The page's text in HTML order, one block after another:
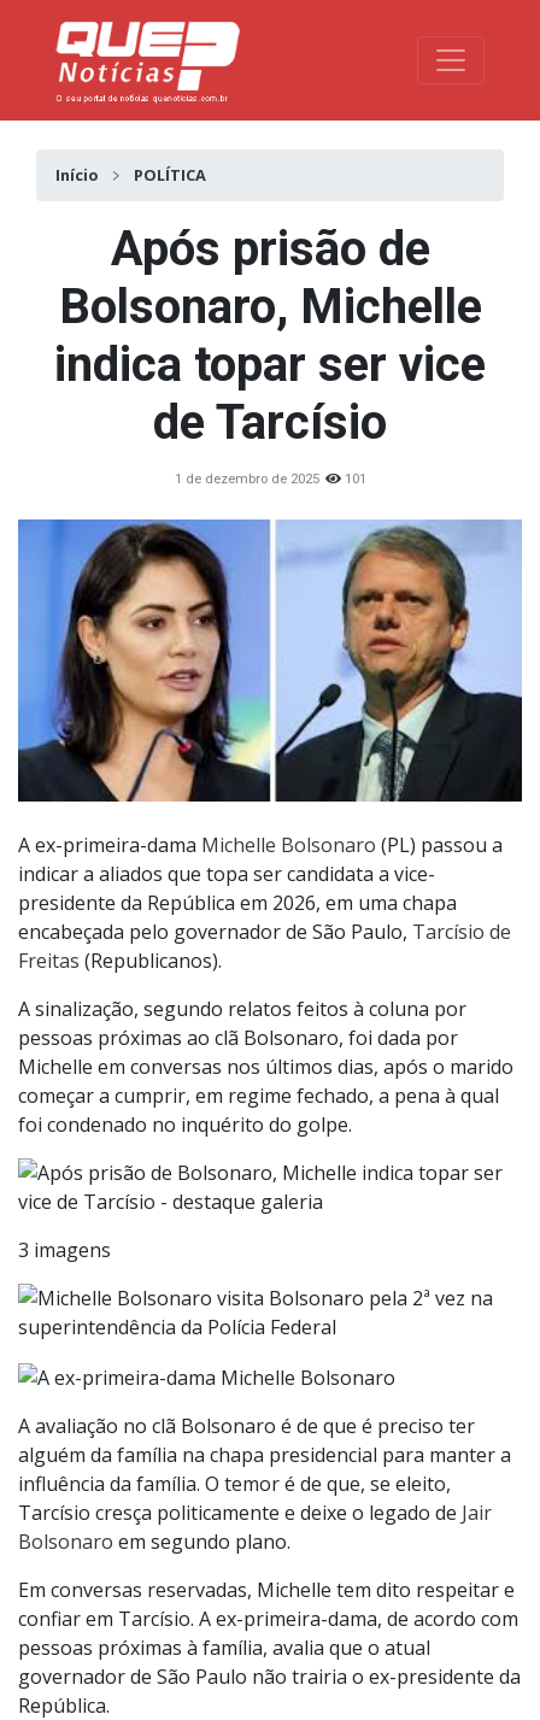
Toggle
Início POLÍTICA
Após prisão de
Bolsonaro, Michelle
indica topar ser vice
de Tarcísio
1 de dezembro de 2025 101
A ex-primeira-dama Michelle Bolsonaro (PL) passou a
indicar a aliados que topa ser candidata a vice-
presidente da República em 2026, em uma chapa
encabeçada pelo governador de São Paulo, Tarcísio de
Freitas (Republicanos).
A sinalização, segundo relatos feitos à coluna por
pessoas próximas ao clã Bolsonaro, foi dada por
Michelle em conversas nos últimos dias, após o marido
começar a cumprir, em regime fechado, a pena à qual
foi condenado no inquérito do golpe.
3 imagens
A avaliação no clã Bolsonaro é de que é preciso ter
alguém da família na chapa presidencial para manter a
influência da família. O temor é de que, se eleito,
Tarcísio cresça politicamente e deixe o legado de Jair
Bolsonaro em segundo plano.
Em conversas reservadas, Michelle tem dito respeitar e
confiar em Tarcísio. A ex-primeira-dama, de acordo com
pessoas próximas à família, avalia que o atual
governador de São Paulo não trairia o ex-presidente da
República.